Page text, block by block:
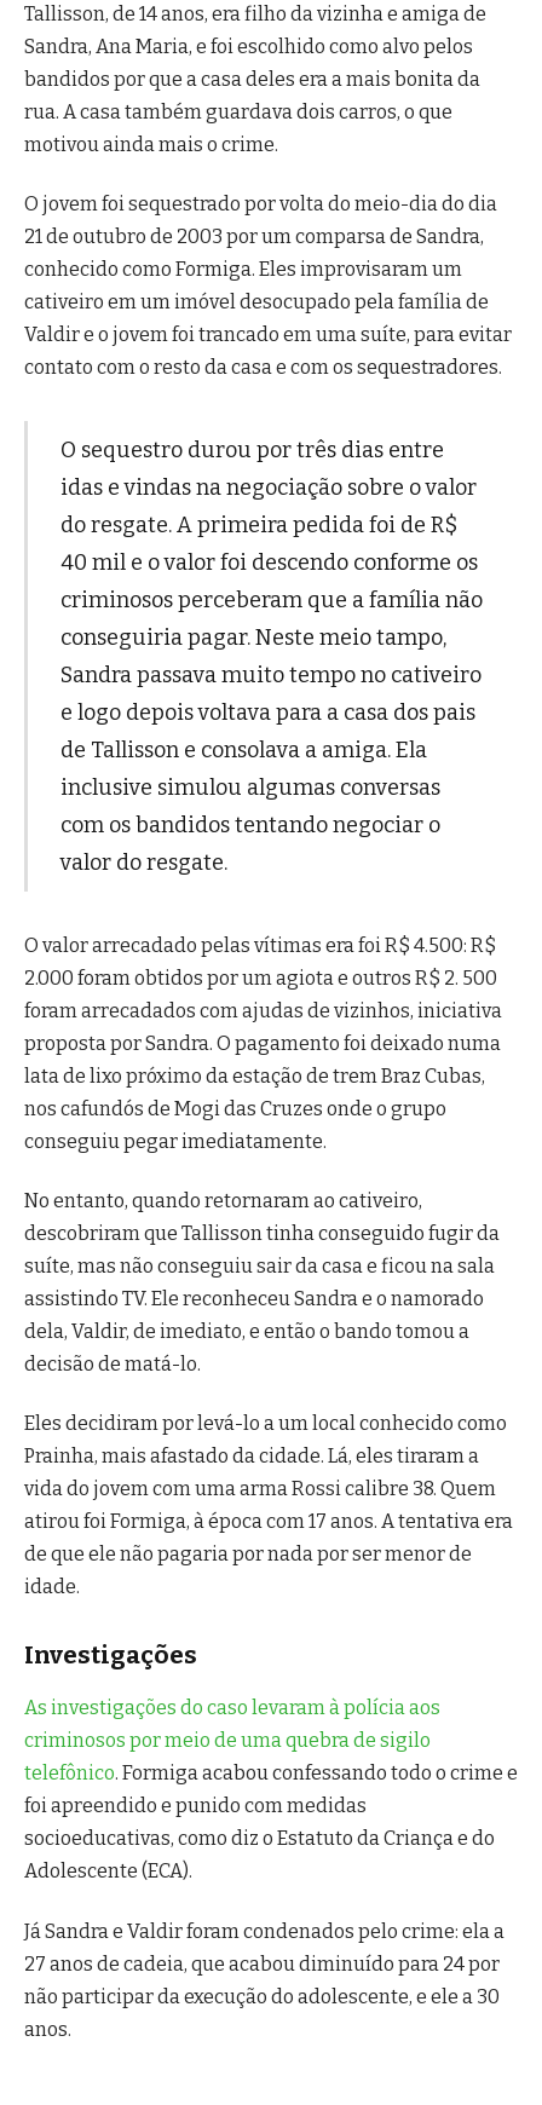
Tallisson, de 14 anos, era filho da vizinha e amiga de
Sandra, Ana Maria, e foi escolhido como alvo pelos
bandidos por que a casa deles era a mais bonita da
rua. A casa também guardava dois carros, o que
motivou ainda mais o crime.
O jovem foi sequestrado por volta do meio-dia do dia
21 de outubro de 2003 por um comparsa de Sandra,
conhecido como Formiga. Eles improvisaram um
cativeiro em um imóvel desocupado pela família de
Valdir e o jovem foi trancado em uma suíte, para evitar
contato com o resto da casa e com os sequestradores.
O sequestro durou por três dias entre
idas e vindas na negociação sobre o valor
do resgate. A primeira pedida foi de R$
40 mil e o valor foi descendo conforme os
criminosos perceberam que a família não
conseguiria pagar. Neste meio tampo,
Sandra passava muito tempo no cativeiro
e logo depois voltava para a casa dos pais
de Tallisson e consolava a amiga. Ela
inclusive simulou algumas conversas
com os bandidos tentando negociar o
valor do resgate.
O valor arrecadado pelas vítimas era foi R$ 4.500: R$
2.000 foram obtidos por um agiota e outros R$ 2. 500
foram arrecadados com ajudas de vizinhos, iniciativa
proposta por Sandra. O pagamento foi deixado numa
lata de lixo próximo da estação de trem Braz Cubas,
nos cafundós de Mogi das Cruzes onde o grupo
conseguiu pegar imediatamente.
No entanto, quando retornaram ao cativeiro,
descobriram que Tallisson tinha conseguido fugir da
suíte, mas não conseguiu sair da casa e ficou na sala
assistindo TV. Ele reconheceu Sandra e o namorado
dela, Valdir, de imediato, e então o bando tomou a
decisão de matá-lo.
Eles decidiram por levá-lo a um local conhecido como
Prainha, mais afastado da cidade. Lá, eles tiraram a
vida do jovem com uma arma Rossi calibre 38. Quem
atirou foi Formiga, à época com 17 anos. A tentativa era
de que ele não pagaria por nada por ser menor de
idade.
Investigações
As investigações do caso levaram à polícia aos
criminosos por meio de uma quebra de sigilo
telefônico. Formiga acabou confessando todo o crime e
foi apreendido e punido com medidas
socioeducativas, como diz o Estatuto da Criança e do
Adolescente (ECA).
Já Sandra e Valdir foram condenados pelo crime: ela a
27 anos de cadeia, que acabou diminuído para 24 por
não participar da execução do adolescente, e ele a 30
anos.